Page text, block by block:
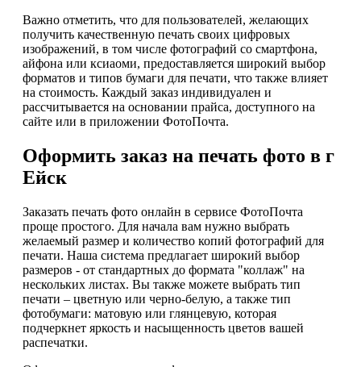
Важно отметить, что для пользователей, желающих
получить качественную печать своих цифровых
изображений, в том числе фотографий со смартфона,
айфона или ксиаоми, предоставляется широкий выбор
форматов и типов бумаги для печати, что также влияет
на стоимость. Каждый заказ индивидуален и
рассчитывается на основании прайса, доступного на
сайте или в приложении ФотоПочта.
Оформить заказ на печать фото в г
Ейск
Заказать печать фото онлайн в сервисе ФотоПочта
проще простого. Для начала вам нужно выбрать
желаемый размер и количество копий фотографий для
печати. Наша система предлагает широкий выбор
размеров - от стандартных до формата "коллаж" на
нескольких листах. Вы также можете выбрать тип
печати – цветную или черно-белую, а также тип
фотобумаги: матовую или глянцевую, которая
подчеркнет яркость и насыщенность цветов вашей
распечатки.